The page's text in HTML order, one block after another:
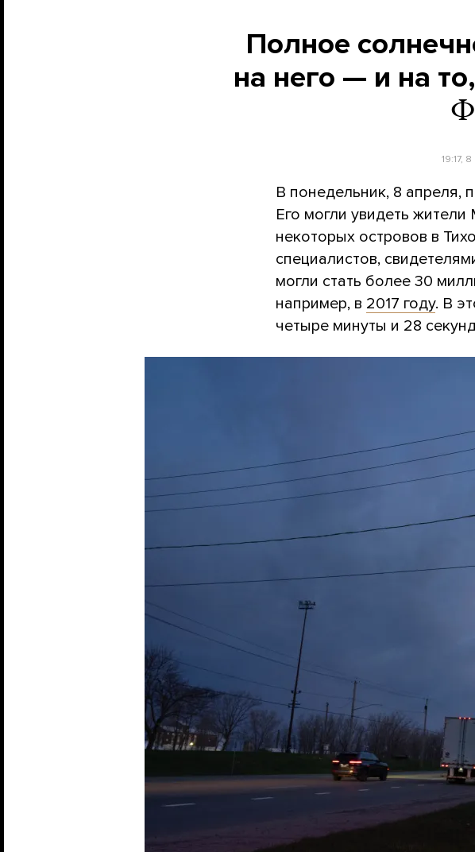
Полное
на него — и на
19:17,
В понедельник, 8 апреля,
Его могли увидеть
некоторых островов в
специалистов,
могли стать более 30
например, в 2017 году. В
четыре минуты и 28